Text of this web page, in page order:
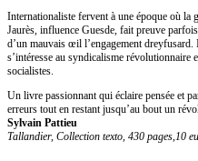
Internationaliste fervent à une époque où la
Jaurès, influence Guesde, fait preuve
d’un mauvais œil l’engagement
s’intéresse au syndicalisme révolutionnaire
socialistes.
Un livre passionnant qui éclaire pensée et
erreurs tout en restant jusqu’au bout un
Sylvain Pattieu
Tallandier, Collection texto, 430 pages,10